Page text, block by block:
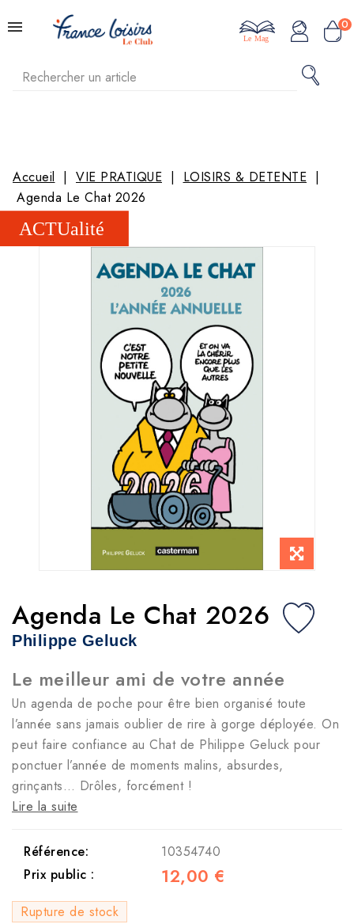
0
Le Mag
Accueil VIE PRATIQUE
LOISIRS & DETENTE
Agenda Le Chat 2026
Agenda Le Chat 2026
Philippe Geluck
Le meilleur ami de votre année
Un agenda de poche pour être bien organisé toute
l’année sans jamais oublier de rire à gorge déployée. On
peut faire confiance au Chat de Philippe Geluck pour
ponctuer l’année de moments malins, absurdes,
grinçants… Drôles, forcément !
Lire la suite
Référence:
10354740
Prix public :
12,00 €
Rupture de stock